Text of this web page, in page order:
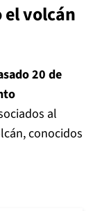
el volcán
20 de
al
conocidos